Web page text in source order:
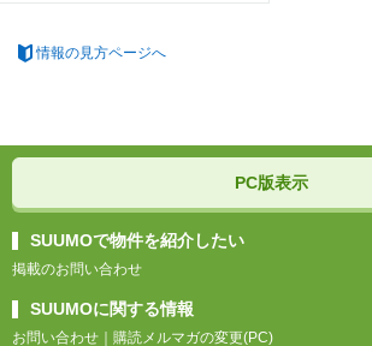
情報の見方ページへ
PC版表示
SUUMOで物件を紹介したい
掲載のお問い合わせ
SUUMOに関する情報
お問い合わせ 購読メルマガの変更(PC)